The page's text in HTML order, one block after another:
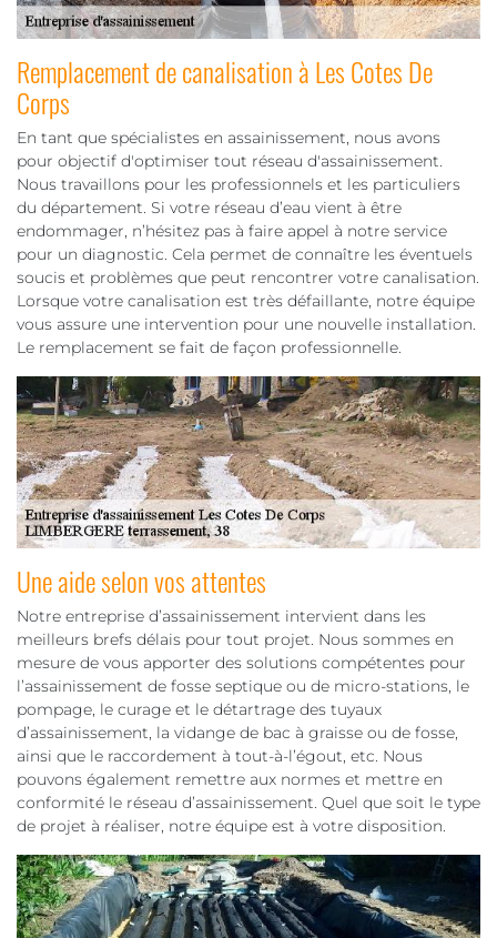
Remplacement de canalisation à Les Cotes De
Corps
En tant que spécialistes en assainissement, nous avons
pour objectif d'optimiser tout réseau d'assainissement.
Nous travaillons pour les professionnels et les particuliers
du département. Si votre réseau d’eau vient à être
endommager, n’hésitez pas à faire appel à notre service
pour un diagnostic. Cela permet de connaître les éventuels
soucis et problèmes que peut rencontrer votre canalisation.
Lorsque votre canalisation est très défaillante, notre équipe
vous assure une intervention pour une nouvelle installation.
Le remplacement se fait de façon professionnelle.
Une aide selon vos attentes
Notre entreprise d’assainissement intervient dans les
meilleurs brefs délais pour tout projet. Nous sommes en
mesure de vous apporter des solutions compétentes pour
l’assainissement de fosse septique ou de micro-stations, le
pompage, le curage et le détartrage des tuyaux
d’assainissement, la vidange de bac à graisse ou de fosse,
ainsi que le raccordement à tout-à-l’égout, etc. Nous
pouvons également remettre aux normes et mettre en
conformité le réseau d’assainissement. Quel que soit le type
de projet à réaliser, notre équipe est à votre disposition.